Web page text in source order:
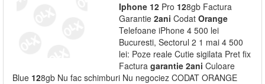
Iphone 12 Pro 128gb Factura
Garantie 2ani Codat Orange
Telefoane iPhone 4 500 lei
Bucuresti, Sectorul 2 1 mai 4 500
lei: Poze reale Cutie sigilata Pret fix
Factura garantie 2ani Culoare
Blue 128gb Nu fac schimburi Nu negociez CODAT ORANGE